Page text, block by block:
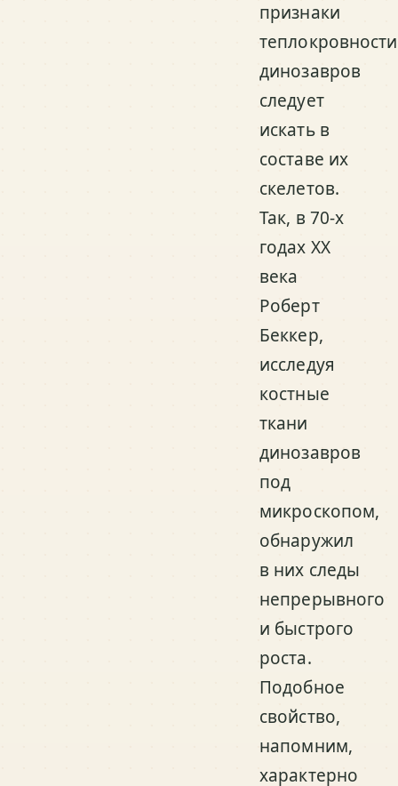
признаки
теплокровности
динозавров
следует
искать в
составе их
скелетов.
Так, в 70-х
годах XX
века
Роберт
Беккер,
исследуя
костные
ткани
динозавров
под
микроскопом,
обнаружил
в них следы
непрерывного
и быстрого
роста.
Подобное
свойство,
напомним,
характерно